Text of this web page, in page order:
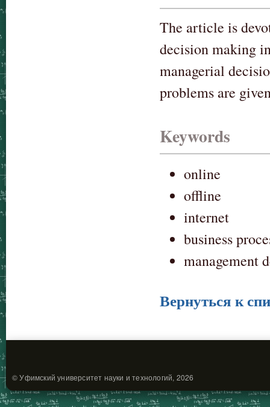
The article is
decision making
managerial
problems are
Keywords
online
offline
internet
business
management
Вернуться к
© Уфимский университет науки и технологий, 2026